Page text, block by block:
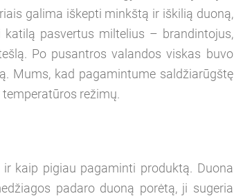
galima iškepti minkštą ir iškilią duoną,
pasvertus miltelius – brandintojus,
Po pusantros valandos viskas buvo
Mums, kad pagamintume saldžiarūgštę
režimų.
kaip pigiau pagaminti produktą. Duona
padaro duoną porėtą, ji sugeria